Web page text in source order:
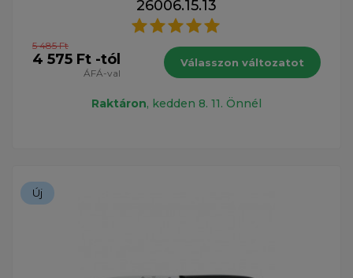
26006.15.13
5 485 Ft
4 575 Ft -tól
ÁFÁ-val
Válasszon változatot
Raktáron, kedden 8. 11. Önnél
Új